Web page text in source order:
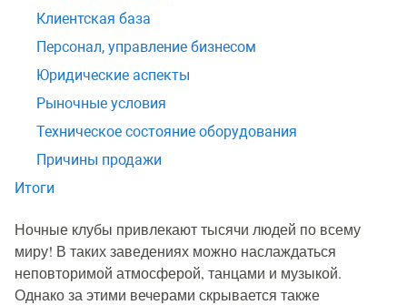
Ночные клубы привлекают тысячи людей по всему
миру! В таких заведениях можно наслаждаться
неповторимой атмосферой, танцами и музыкой.
Однако за этими вечерами скрывается также
Клиентская база
Персонал, управление бизнесом
Юридические аспекты
Рыночные условия
Техническое состояние оборудования
Причины продажи
Итоги